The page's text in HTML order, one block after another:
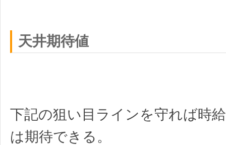
天井期待値
下記の狙い目ラインを守れば時
は期待できる。